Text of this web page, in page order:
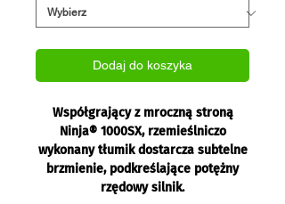
Dodaj do koszyka
Współgrający z mroczną stroną
Ninja® 1000SX, rzemieślniczo
wykonany tłumik dostarcza subtelne
brzmienie, podkreślające potężny
rzędowy silnik.